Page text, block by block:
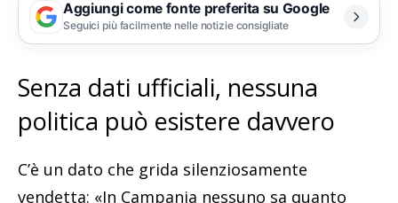
Aggiungi come fonte preferita su Google
Seguici più facilmente nelle notizie consigliate
Senza dati ufficiali, nessuna
politica può esistere davvero
C’è un dato che grida silenziosamente
vendetta: «In Campania nessuno sa quanto